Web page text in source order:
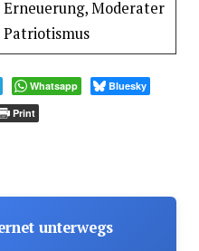
Erneuerung, Moderater
Patriotismus
Whatsapp Bluesky
Print
unterwegs